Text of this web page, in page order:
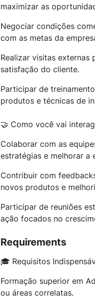
maximizar as
Negociar condições
com as metas da
Realizar visitas
satisfação do cliente.
Participar de
produtos e técnicas de
🤝 Como você vai
Colaborar com as
estratégias e melhorar a
Contribuir com
novos produtos e
Participar de reuniões
ação focados no
Requirements
🎓 Requisitos
Formação superior em
ou áreas correlatas.